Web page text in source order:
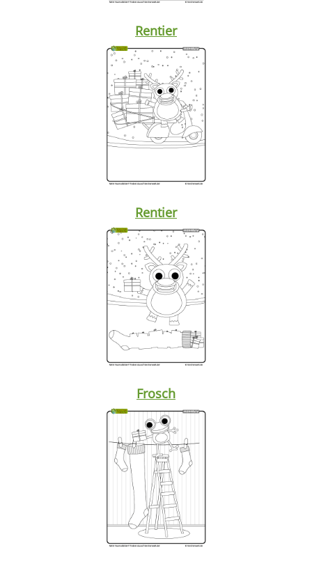
Rentier
Rentier
Frosch